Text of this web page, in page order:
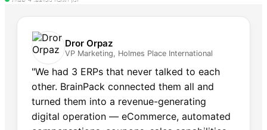
Dror Orpaz
VP Marketing, Holmes Place International
"We had 3 ERPs that never talked to each
other. BrainPack connected them all and
turned them into a revenue-generating
digital operation — eCommerce, automated